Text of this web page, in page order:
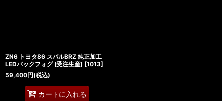
ZN6 トヨタ86 スバルBRZ 純正加工
LEDバックフォグ [受注生産] [1013]
59,400円(税込)
カートに入れる